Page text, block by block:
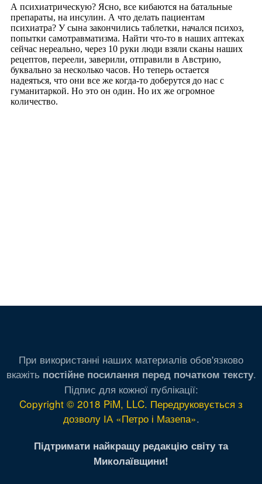
При використанні наших материалів обов'язково
вкажіть постійне посилання перед початком тексту.
Підпис для кожної публікації:
Copyright © 2018 PiM, LLC. Передруковується з
дозволу ІА «Петро і Мазепа».
Підтримати найкращу редакцію світу та
Миколаївщини!